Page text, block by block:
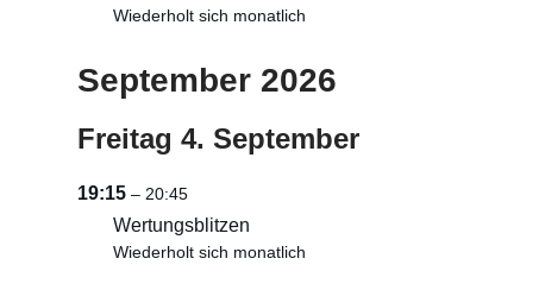
Wiederholt sich monatlich
September 2026
Freitag 4. September
19:15 – 20:45
Wertungsblitzen
Wiederholt sich monatlich